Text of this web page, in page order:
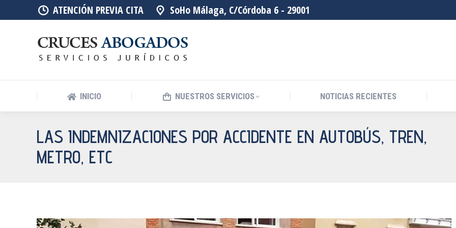
ATENCIÓN PREVIA CITA SoHo Málaga, C/Córdoba 6 - 29001
INICIO NUESTROS SERVICIOS NOTICIAS RECIENTES
LAS INDEMNIZACIONES POR ACCIDENTE EN AUTOBÚS, TREN,
METRO, ETC